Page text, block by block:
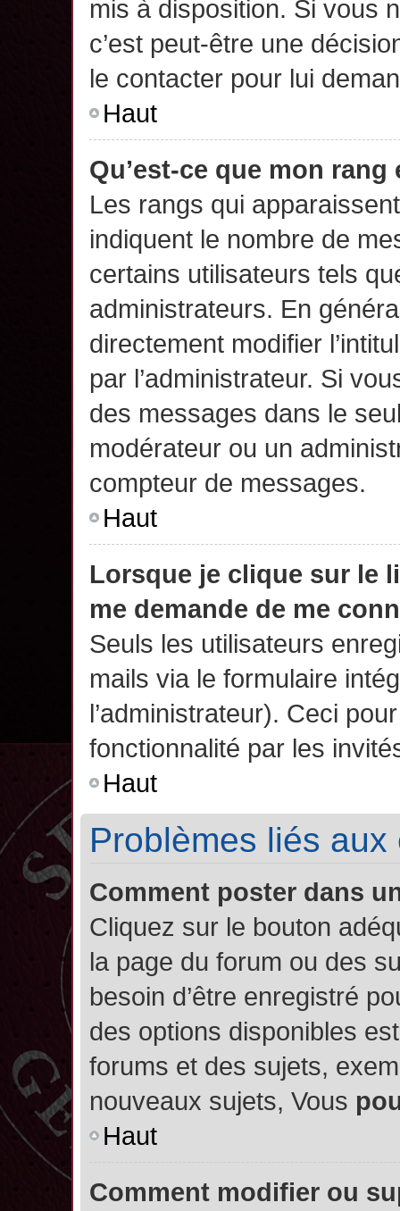
mis à disposition. Si vous
c’est peut-être une
le contacter pour lui
Haut
Qu’est-ce que mon
Les rangs qui
indiquent le nombre de
certains utilisateurs tels
administrateurs. En
directement modifier
par l’administrateur. Si
des messages dans le
modérateur ou un
compteur de messages.
Haut
Lorsque je clique sur le
me demande de me
Seuls les utilisateurs
mails via le formulaire
l’administrateur). Ceci
fonctionnalité par les
Haut
Problèmes liés
Comment poster dans
Cliquez sur le bouton
la page du forum ou des
besoin d’être enregistré
des options disponibles
forums et des sujets,
nouveaux sujets, Vous
Haut
Comment modifier ou